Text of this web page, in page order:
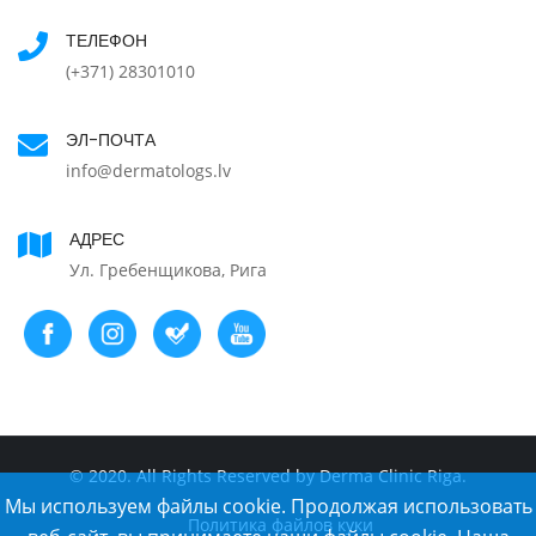
ТЕЛЕФОН
(+371) 28301010
ЭЛ-ПОЧТА
info@dermatologs.lv
АДРЕС
Ул. Гребенщикова, Рига
© 2020. All Rights Reserved by Derma Clinic Riga.
Политика файлов куки
Мы используем файлы cookie. Продолжая использовать